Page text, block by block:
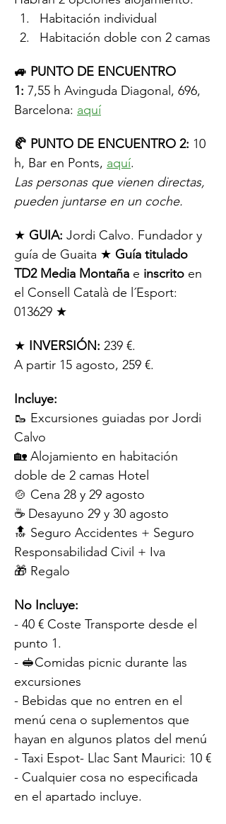
Habitación individual
Habitación doble con 2 camas
🚙 PUNTO DE ENCUENTRO
1: 7,55 h Avinguda Diagonal, 696,
Barcelona: aquí
🥐 PUNTO DE ENCUENTRO 2: 10
h, Bar en Ponts, aquí.
Las personas que vienen directas,
pueden juntarse en un coche.
★ GUIA: Jordi Calvo. Fundador y
guía de Guaita ★ Guía titulado
TD2 Media Montaña e inscrito en
el Consell Català de l´Esport:
013629 ★
★ INVERSIÓN: 239 €.
A partir 15 agosto, 259 €.
Incluye:
🥾 Excursiones guiadas por Jordi
Calvo
🏡 Alojamiento en habitación
doble de 2 camas Hotel
🍲 Cena 28 y 29 agosto
☕️ Desayuno 29 y 30 agosto
🔝 Seguro Accidentes + Seguro
Responsabilidad Civil + Iva
🎁 Regalo
No Incluye:
- 40 € Coste Transporte desde el
punto 1.
- 🥪Comidas picnic durante las
excursiones
- Bebidas que no entren en el
menú cena o suplementos que
hayan en algunos platos del menú
- Taxi Espot- Llac Sant Maurici: 10 €
- Cualquier cosa no especificada
en el apartado incluye.